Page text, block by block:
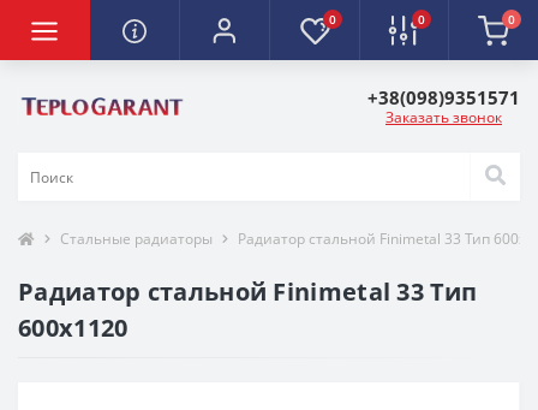
0 0 0
+38(098)9351571
Заказать звонок
Стальные радиаторы Радиатор стальной Finimetal 33 Тип
Радиатор стальной Finimetal 33 Тип
600х1120